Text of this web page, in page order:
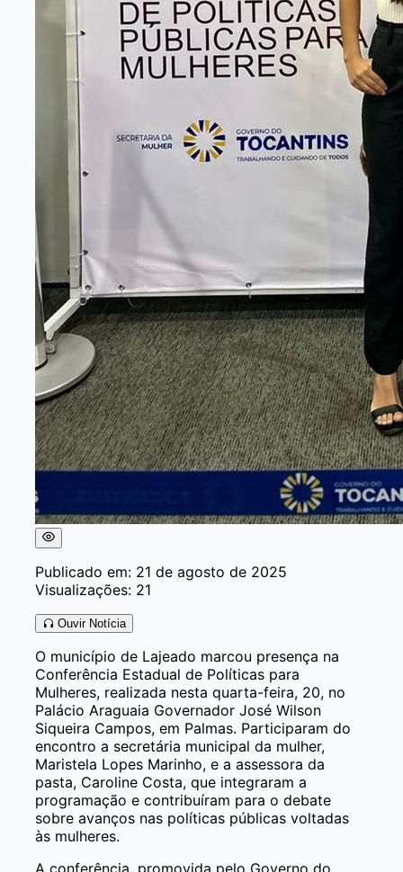
Publicado em: 21 de agosto de 2025
Visualizações: 21
Ouvir Notícia
O município de Lajeado marcou presença na
Conferência Estadual de Políticas para
Mulheres, realizada nesta quarta-feira, 20, no
Palácio Araguaia Governador José Wilson
Siqueira Campos, em Palmas. Participaram do
encontro a secretária municipal da mulher,
Maristela Lopes Marinho, e a assessora da
pasta, Caroline Costa, que integraram a
programação e contribuíram para o debate
sobre avanços nas políticas públicas voltadas
às mulheres.
A conferência, promovida pelo Governo do